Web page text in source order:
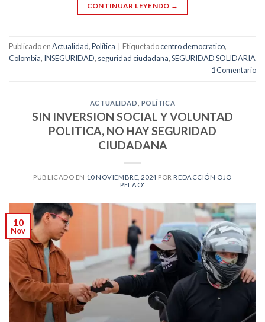
CONTINUAR LEYENDO →
Publicado enActualidad,Política Etiquetadocentro democratico,
Colombia, INSEGURIDAD, seguridad ciudadana,SEGURIDAD SOLIDARIA
1Comentario
ACTUALIDAD POLÍTICA
SIN INVERSION SOCIAL Y VOLUNTAD
POLITICA, NO HAY SEGURIDAD
CIUDADANA
PUBLICADO EN 10 NOVIEMBRE, 2024 POR REDACCIÓN OJO
PELAO'
10
Nov